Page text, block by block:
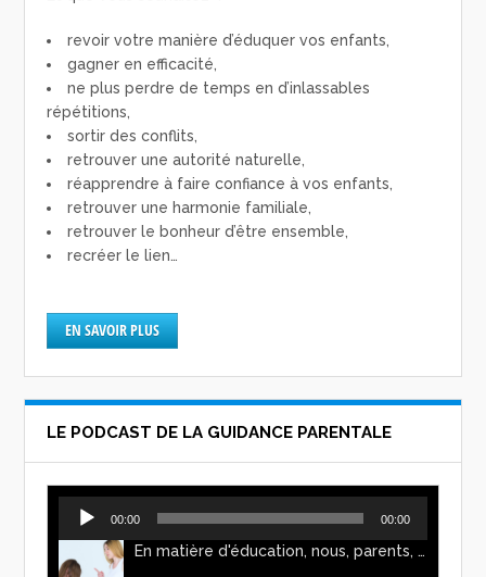
revoir votre manière d’éduquer vos enfants,
gagner en efficacité,
ne plus perdre de temps en d’inlassables
répétitions,
sortir des conflits,
retrouver une autorité naturelle,
réapprendre à faire confiance à vos enfants,
retrouver une harmonie familiale,
retrouver le bonheur d’être ensemble,
recréer le lien…
EN SAVOIR PLUS
LE PODCAST DE LA GUIDANCE PARENTALE
Lecteur
audio
00:00 00:00
En matière d'éducation, nous, parents, avons l'impression de faire preuve d'autorité. Mais n'est-ce pas, parfois, plutôt un jeu de pouvoir ? Ce podcast vous permettra d'y voir plus clair !